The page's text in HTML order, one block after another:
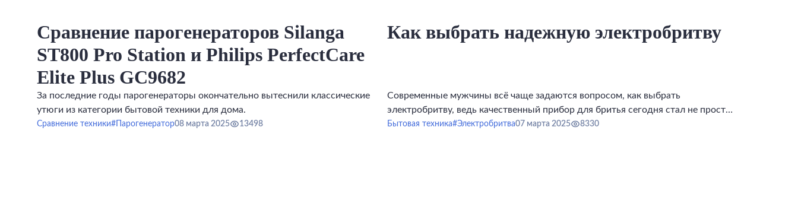
Сравнение парогенераторов Silanga
ST800 Pro Station и Philips PerfectCare
Elite Plus GC9682
За последние годы парогенераторы окончательно вытеснили классические
утюги из категории бытовой техники для дома.
Сравнение техники#Парогенератор08 марта 2025 13498
Как выбрать надежную электробритву
Современные мужчины всё чаще задаются вопросом, как выбрать
электробритву, ведь качественный прибор для бритья сегодня стал не просто
удобным аксессуаром, а важной частью имиджа и уверенности в себе.
Бытовая техника#Электробритва07 марта 2025 8330